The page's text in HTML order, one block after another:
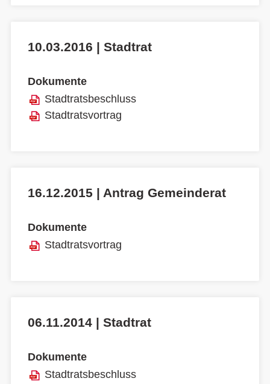
10.03.2016 | Stadtrat
Dokumente
Stadtratsbeschluss
Stadtratsvortrag
16.12.2015 | Antrag Gemeinderat
Dokumente
Stadtratsvortrag
06.11.2014 | Stadtrat
Dokumente
Stadtratsbeschluss